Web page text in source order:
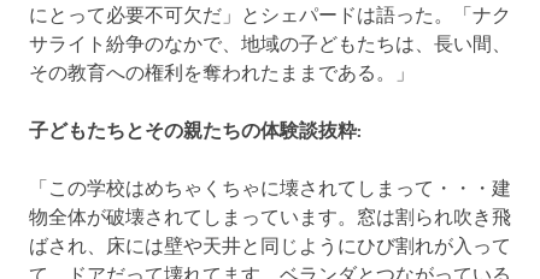
にとって必要不可欠だ」とシェパードは語った。「ナク
サライト紛争のなかで、地域の子どもたちは、長い間、
その教育への権利を奪われたままである。」
子どもたちとその親たちの体験談抜粋:
「この学校はめちゃくちゃに壊されてしまって・・・建
物全体が破壊されてしまっています。窓は割られ吹き飛
ばされ、床には壁や天井と同じようにひび割れが入って